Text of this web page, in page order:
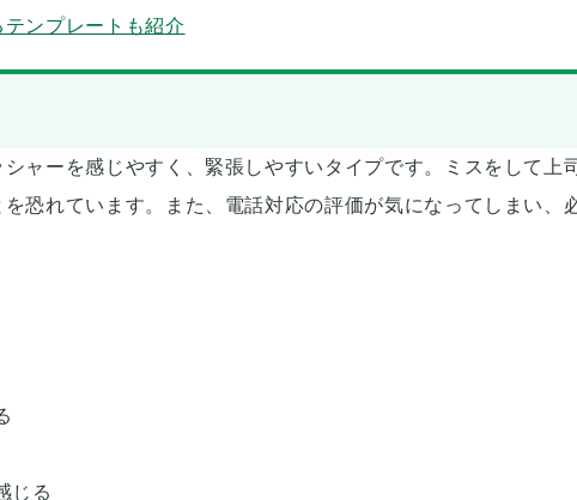
ンプレートも紹介
ャーを感じやすく、緊張しやすいタイプです。ミスをして上
恐れています。また、電話対応の評価が気になってしまい、
じる